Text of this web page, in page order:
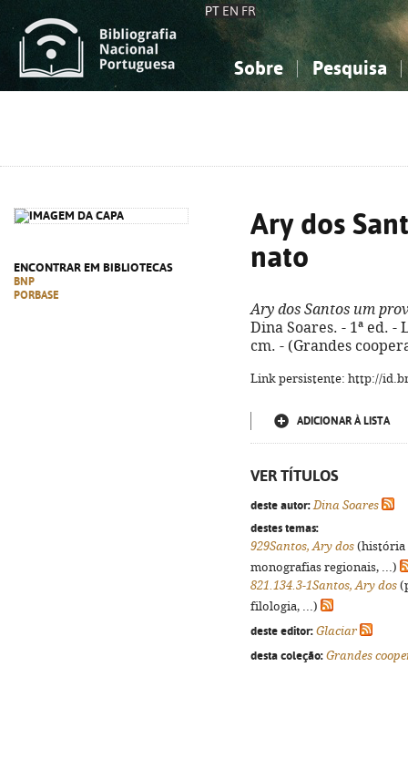
PT EN FR
Sobre Pesquisa
ENCONTRAR EM BIBLIOTECAS
BNP
PORBASE
Ary dos
nato
Ary dos Santos um
Dina Soares. - 1ª ed. -
cm. - (Grandes
Link persistente: http://
ADICIONAR À LISTA
VER TÍTULOS
deste autor: Dina Soares
destes temas:
929Santos, Ary dos (história
monografias regionais, ...)
821.134.3-1Santos, Ary dos
filologia, ...)
deste editor: Glaciar
desta coleção: Grandes